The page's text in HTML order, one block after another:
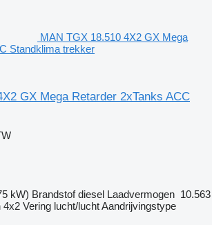
MAN TGX 18.510 4X2 GX Mega
Standklima trekker
GX Mega Retarder 2xTanks ACC
kW) Brandstof diesel Laadvermogen 10.563
4x2 Vering lucht/luchtAandrijvingstype